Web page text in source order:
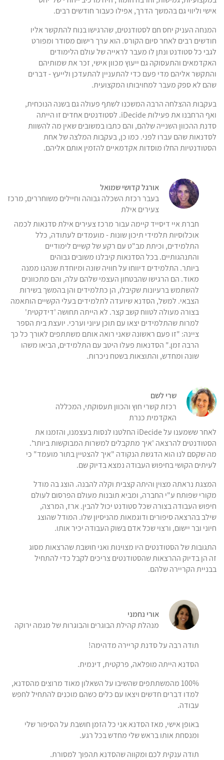
אישי וליווי גם בהמשך הדרך, אפילו כעבור חודשים רבים.
המנחה העניק יחס חם לסטודנטים, שהרגישו בנוח להתקשר אליו
חודשים רבים לאחר סיום הקורס. הוא ערך רישום מסודר ומפורט
לגבי כל סטודנט ונתן לו מעבר לראייה של עולם הלימודים
האקדמאים והתעסוקה גם ייעוץ מכוון אישי, זכר את שמותיהם
והתקשר אליהם מדי פעם כדי להתעניין להתעדכן ולייעץ - דברים
שהם לא ספק מעבר למחויבותו המקצועית.
בעקבות ההצלחה הרבה המשכנו לשתף פעולה גם בשנה הנוכחית,
ואף הרחבנו את פעילות iDecide. לסטודנטים אחדים זו הייתה
סדנת ההכוון השנייה שלהם, והם כתבו במשובים שאין מה להשוות
לסדנאות שהם עברו לפני. כמו כן, בעקבות המלצה של אחת
הסטודנטיות החלו מוסדות אקדמאיים להזמין אותם אליהם.
אורגל קדושי שמואל
בעבר רכזת השכלה גבוהה וחיילים משוחררים, מרכז
צעירים אילת
חברת איי דיסייד קיימה עבור מרכז צעירים אילת סדנאות לכמה
אוכלוסיות תלמידי תיכון שונות - מועמדים לעתודה, כלל
התלמידים, וכיתת מב"ט עם רקע של קשיים לימודיים
והתנהגותיים. בכל הסדנאות קיבלנו משובים גבוהים
ביותר. התלמידים דיווחו על חוויה שונה ומיוחדת שנהנו ממנה
מאוד. הם הרגישו שהבטחון העצמי שלהם עלה, והם מתכוונים
להשתמש ברעיונות שקיבלו, הן כתלמידים והן בהמשך בשירות
הצבאי. למשל, הסדנא שיועדה לתלמידים בעלי הקשיים הותאמה
בצורה מעולה לטווח קשב קצר. לא הייתה תחושה 'דידקטית'
למרות שהתלמידים יצאו עם תוכן עיוני וערכי. יועצת בית הספר
ציינה: "זו פעם ראשונה שאני רואה אותם משתתפים לאורך כל כך
הרבה זמן." הסדנאות פעלו היטב עם התלמידים, הביאו משהו
שונה ומחדש, והתוצאות בשטח ניכרות.
שרי לשם
רכזת קשרי חוץ והכוון תעסוקתי, המכללה
האקדמית כנרת
לאחר ששמענו על iDecide החלטנו לנסות בעצמנו, והזמנו את
הסטודנטים להרצאה 'איך מתקבלים למשרות המבוקשות ביותר'.
מה שקסם לנו הוא הדגשת הנקודה "איך להצטיין בתור מועמד" כי
לעיתים הקושי בחיפוש העבודה נמצא בדיוק שם.
המצגת נראתה מצוין והיתה קצבית וקלה להבנה. הוצג בה מודל
מקורי שפותח ע"י החברה, ומביא תובנות מעולם הפרסום לעולם
חיפוש העבודה בצורה שכל סטודנט יכול להבין. ארז, המרצה,
שילב בהרצאה סיפורים ודוגמאות מהניסיון שלו. המודל שהוצג
חיוני ובר יישום, ורצוי שכל אדם בשוק העבודה יכיר אותו.
התגובות של הסטודנטים היו מצוינות ואני חושבת שהרצאות מסוג
זה הן בדיוק ההרצאות שהסטודנטים צריכים לקבל כדי להתחיל
בבניית הקריירה שלהם.
אורי נחמני
מנהלת קהילת הבוגרים והבוגרות של מגמה ירוקה
תודה רבה על סדנת קריירה מדהימה!
הסדנא הייתה מופלאה, פרקטית, דינמית.
100% מהמשתתפים שהשיבו על השאלון מאוד מרוצים מהסדנא,
למדו דברים חדשים ויצאו עם כלים כשהם מוכנים להתחיל לחפש
עבודה.
באופן אישי, מאז הסדנא אני כל הזמן חושבת על הסיפור שלי
ומנסחת אותו בראש שלי מחדש בכל רגע.
תודה ענקית לכם ומקווה שהסדנא תהפוך למסורת.